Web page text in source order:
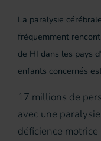
La paralysie
fréquemment
de HI dans les pays
enfants concernés
17 millions de
avec une
déficience